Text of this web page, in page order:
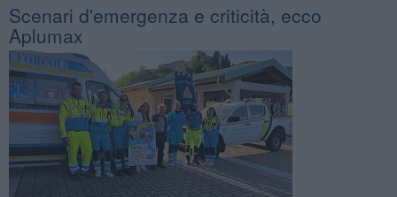
Scenari d'emergenza e criticità, ecco
Aplumax